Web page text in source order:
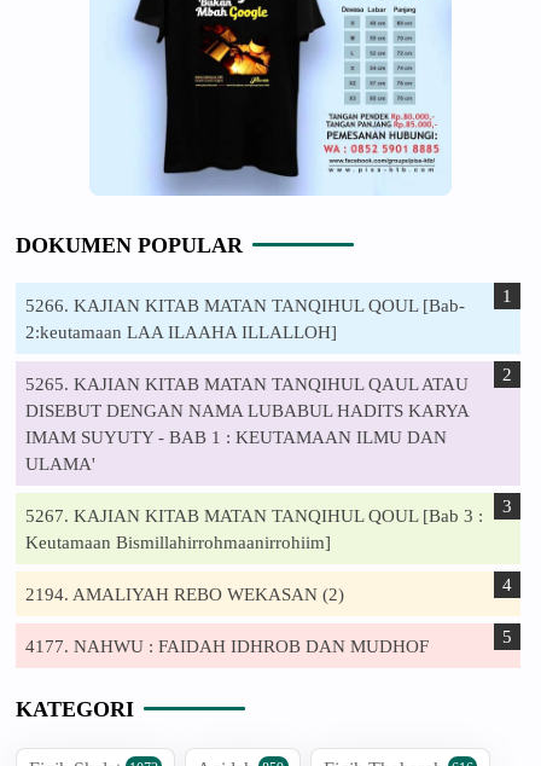
DOKUMEN POPULAR
5266. KAJIAN KITAB MATAN TANQIHUL QOUL [Bab-
2:keutamaan LAA ILAAHA ILLALLOH]
5265. KAJIAN KITAB MATAN TANQIHUL QAUL ATAU
DISEBUT DENGAN NAMA LUBABUL HADITS KARYA
IMAM SUYUTY - BAB 1 : KEUTAMAAN ILMU DAN
ULAMA'
5267. KAJIAN KITAB MATAN TANQIHUL QOUL [Bab 3 :
Keutamaan Bismillahirrohmaanirrohiim]
2194. AMALIYAH REBO WEKASAN (2)
4177. NAHWU : FAIDAH IDHROB DAN MUDHOF
KATEGORI